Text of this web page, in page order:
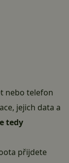
nebo telefon
jejich data a
tedy
přijdete